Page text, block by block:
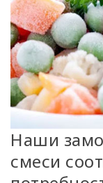
Наши
смеси